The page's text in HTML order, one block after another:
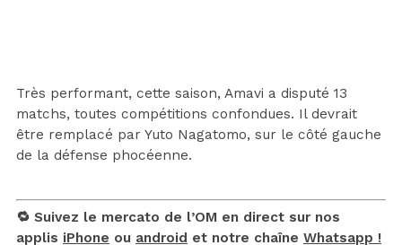
Très performant, cette saison, Amavi a disputé 13
matchs, toutes compétitions confondues. Il devrait
être remplacé par Yuto Nagatomo, sur le côté gauche
de la défense phocéenne.
🔁 Suivez le mercato de l’OM en direct sur nos
applis iPhone ou android et notre chaîne Whatsapp !